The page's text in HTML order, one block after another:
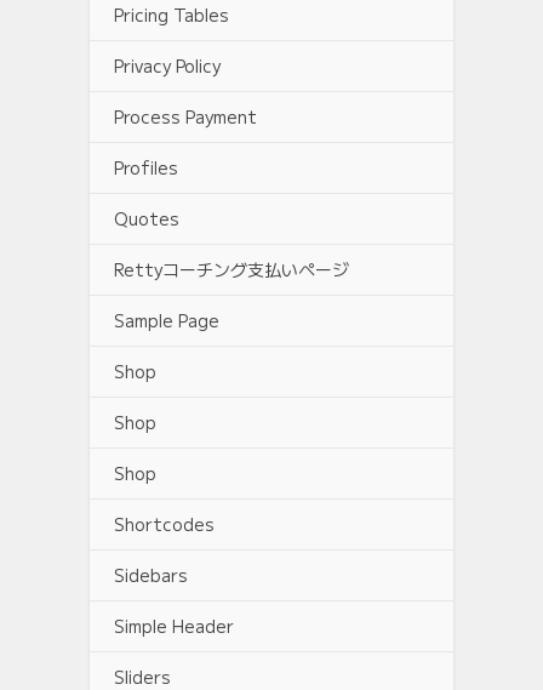
Pricing Tables
Privacy Policy
Process Payment
Profiles
Quotes
Rettyコーチング支払いページ
Sample Page
Shop
Shop
Shop
Shortcodes
Sidebars
Simple Header
Sliders